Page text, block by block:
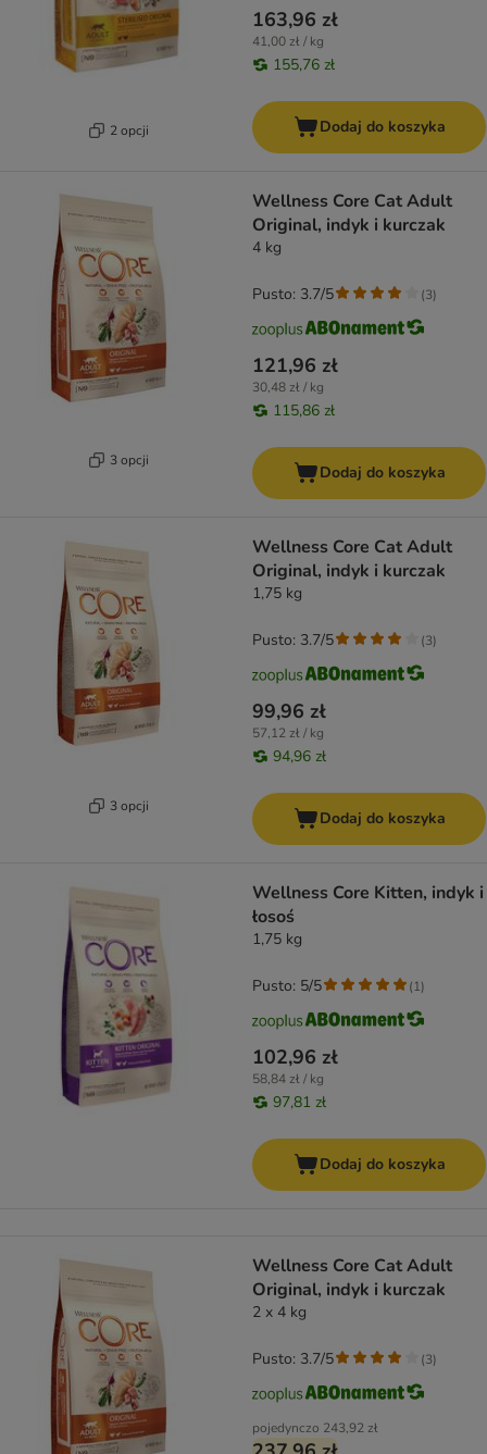
2 opcji
163,96 zł
41,00 zł / kg
155,76 zł
Dodaj do koszyka
3 opcji
Wellness Core Cat Adult
Original, indyk i kurczak
4 kg
121,96 zł
30,48 zł / kg
115,86 zł
Pusto: 3.7/5 (3)
Dodaj do koszyka
3 opcji
Wellness Core Cat Adult
Original, indyk i kurczak
1,75 kg
99,96 zł
57,12 zł / kg
94,96 zł
Pusto: 3.7/5 (3)
Dodaj do koszyka
Wellness Core Kitten, indyk i
łosoś
1,75 kg
102,96 zł
58,84 zł / kg
97,81 zł
Pusto: 5/5 (1)
Dodaj do koszyka
Wellness Core Cat Adult
Original, indyk i kurczak
2 x 4 kg
pojedynczo 243,92 zł
Pusto: 3.7/5 (3)